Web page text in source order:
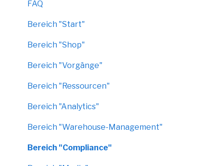
FAQ
Bereich "Start"
Bereich "Shop"
Bereich "Vorgänge"
Bereich "Ressourcen"
Bereich "Analytics"
Bereich "Warehouse-Management"
Bereich "Compliance"